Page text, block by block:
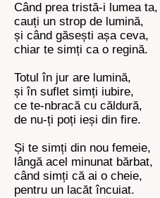
Când prea tristă-i lumea ta,
cauți un strop de lumină,
și când găsești așa ceva,
chiar te simți ca o regină.
Totul în jur are lumină,
și în suflet simți iubire,
ce te-nbracă cu căldură,
de nu-ți poți ieși din fire.
Și te simți din nou femeie,
lângă acel minunat bărbat,
când simți că ai o cheie,
pentru un lacăt încuiat.